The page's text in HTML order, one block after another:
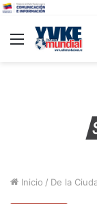
Menu
Inicio / De la